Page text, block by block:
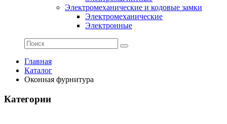
Электромеханические и кодовые замки
Электромеханические
Электронные
Главная
Каталог
Оконная фурнитура
Категории